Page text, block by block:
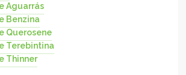
Aguarrás
Benzina
Querosene
Terebintina
Thinner